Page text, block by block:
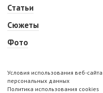
Статьи
Сюжеты
Фото
Условия использования веб-
персональных данных
Политика использования cookies